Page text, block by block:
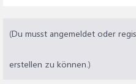
(Du musst angemeldet oder
erstellen zu können.)